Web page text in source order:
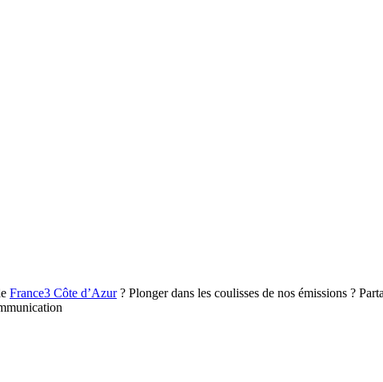
France3 Côte d’Azur? Plonger dans les coulisses de nos émissions ?